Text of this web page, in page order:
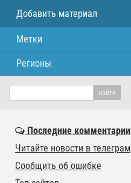
Добавить материал
Метки
Регионы
Последние комментарии
Читайте новости в телеграм
Сообщить об ошибке